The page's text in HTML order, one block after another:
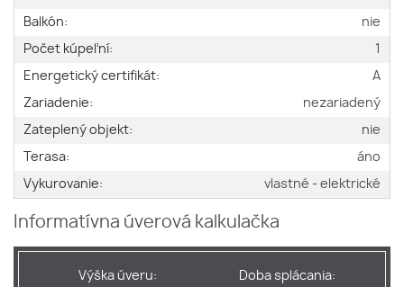
Balkón:
nie
Počet kúpeľní:
1
Energetický certifikát:
A
Zariadenie:
nezariadený
Zateplený objekt:
nie
Terasa:
áno
Vykurovanie:
vlastné - elektrické
Informatívna úverová kalkulačka
Výška úveru:
Doba splácania: